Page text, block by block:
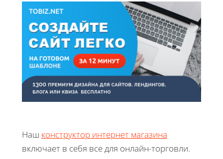
Наш конструктор интернет магазина
включает в себя все для онлайн-торговли.